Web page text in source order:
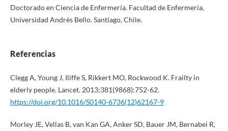
Doctorado en Ciencia de Enfermería. Facultad de Enfermería,
Universidad Andrés Bello. Santiago, Chile.
Referencias
Clegg A, Young J, Iliffe S, Rikkert MO, Rockwood K. Frailty in
elderly people. Lancet. 2013;381(9868):752-62.
https://doi.org/10.1016/S0140-6736(12)62167-9
Morley JE, Vellas B, van Kan GA, Anker SD, Bauer JM, Bernabei R,